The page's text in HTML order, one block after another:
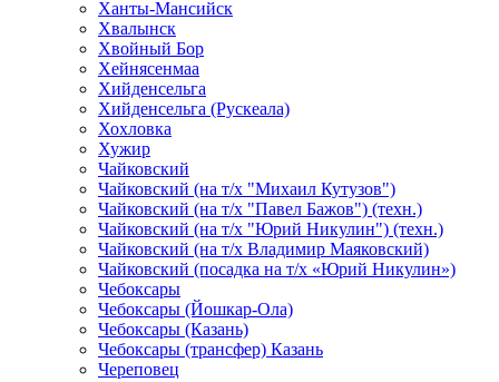
Ханты-Мансийск
Хвалынск
Хвойный Бор
Хейнясенмаа
Хийденсельга
Хийденсельга (Рускеала)
Хохловка
Хужир
Чайковский
Чайковский (на т/х "Михаил Кутузов")
Чайковский (на т/х "Павел Бажов") (техн.)
Чайковский (на т/х "Юрий Никулин") (техн.)
Чайковский (на т/х Владимир Маяковский)
Чайковский (посадка на т/х «Юрий Никулин»)
Чебоксары
Чебоксары (Йошкар-Ола)
Чебоксары (Казань)
Чебоксары (трансфер) Казань
Череповец